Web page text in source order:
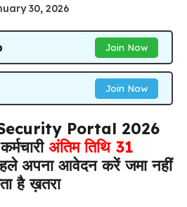
30, 2026
Join Now
Join Now
Portal 2026
अंतिम तिथि 31
अपना आवेदन करें जमा नहीं
है ख़तरा